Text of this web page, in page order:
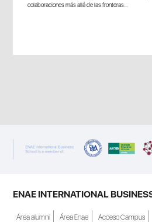
colaboraciones más allá de las fronteras...
ENAE INTERNATIONAL
Área alumni Área Enae Acceso Campus